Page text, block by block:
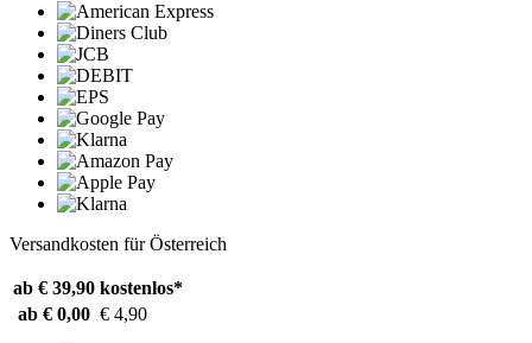
Versandkosten für Österreich
ab € 39,90 kostenlos*
ab € 0,00 € 4,90